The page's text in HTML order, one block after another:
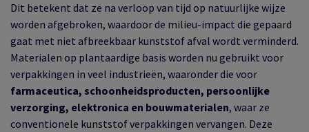
Dit betekent dat ze na verloop van tijd op natuurlijke wijze
worden afgebroken, waardoor de milieu-impact die gepaard
gaat met niet afbreekbaar kunststof afval wordt verminderd.
Materialen op plantaardige basis worden nu gebruikt voor
verpakkingen in veel industrieën, waaronder die voor
farmaceutica, schoonheidsproducten, persoonlijke
verzorging, elektronica en bouwmaterialen, waar ze
conventionele kunststof verpakkingen vervangen. Deze